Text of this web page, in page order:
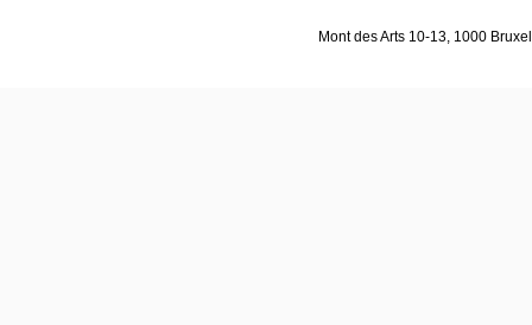
Mont des Arts 10-13, 1000